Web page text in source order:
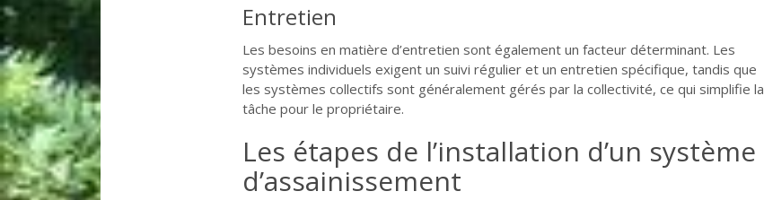
Entretien
Les besoins en matière d’entretien sont également un facteur déterminant. Les
systèmes individuels exigent un suivi régulier et un entretien spécifique, tandis que
les systèmes collectifs sont généralement gérés par la collectivité, ce qui simplifie la
tâche pour le propriétaire.
Les étapes de l’installation d’un système
d’assainissement